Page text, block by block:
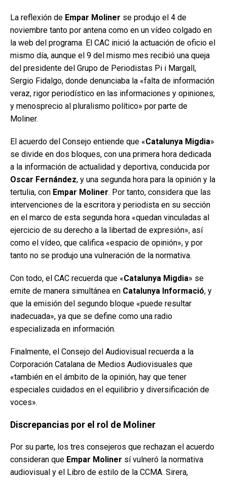
La reflexión de Empar Moliner se produjo el 4 de
noviembre tanto por antena como en un vídeo colgado en
la web del programa. El CAC inició la actuación de oficio el
mismo día, aunque el 9 del mismo mes recibió una queja
del presidente del Grupo de Periodistas Pi i Margall,
Sergio Fidalgo, donde denunciaba la «falta de información
veraz, rigor periodístico en las informaciones y opiniones,
y menosprecio al pluralismo político» por parte de
Moliner.
El acuerdo del Consejo entiende que «Catalunya Migdia»
se divide en dos bloques, con una primera hora dedicada
a la información de actualidad y deportiva, conducida por
Oscar Fernández, y una segunda hora para la opinión y la
tertulia, con Empar Moliner. Por tanto, considera que las
intervenciones de la escritora y periodista en su sección
en el marco de esta segunda hora «quedan vinculadas al
ejercicio de su derecho a la libertad de expresión», así
como el vídeo, que califica «espacio de opinión», y por
tanto no se produjo una vulneración de la normativa.
Con todo, el CAC recuerda que «Catalunya Migdia» se
emite de manera simultánea en Catalunya Informació, y
que la emisión del segundo bloque «puede resultar
inadecuada», ya que se define como una radio
especializada en información.
Finalmente, el Consejo del Audiovisual recuerda a la
Corporación Catalana de Medios Audiovisuales que
«también en el ámbito de la opinión, hay que tener
especiales cuidados en el equilibrio y diversificación de
voces».
Discrepancias por el rol de Moliner
Por su parte, los tres consejeros que rechazan el acuerdo
consideran que Empar Moliner sí vulneró la normativa
audiovisual y el Libro de estilo de la CCMA. Sirera,